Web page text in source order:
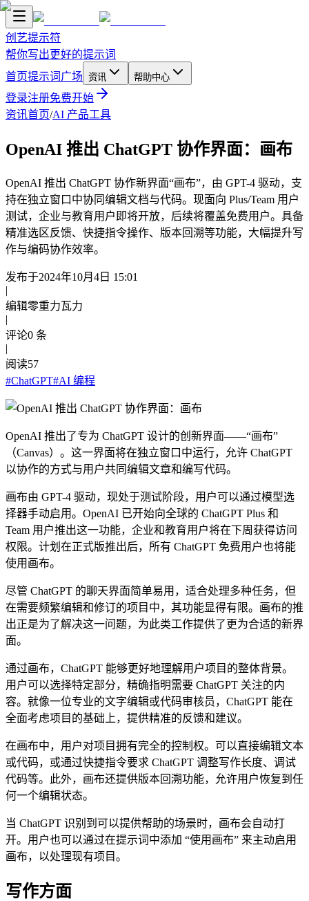
创艺提示符
帮你写出更好的提示词
首页提示词广场 资讯 帮助中心
登录注册免费开始
资讯首页/AI 产品工具
OpenAI 推出 ChatGPT 协作界面：画布
OpenAI 推出 ChatGPT 协作新界面“画布”，由 GPT-4 驱动，支
持在独立窗口中协同编辑文档与代码。现面向 Plus/Team 用户
测试，企业与教育用户即将开放，后续将覆盖免费用户。具备
精准选区反馈、快捷指令操作、版本回溯等功能，大幅提升写
作与编码协作效率。
发布于2024年10月4日 15:01
|
编辑零重力瓦力
|
评论0 条
|
阅读57
#ChatGPT#AI 编程
OpenAI 推出了专为 ChatGPT 设计的创新界面——“画布”
（Canvas）。这一界面将在独立窗口中运行，允许 ChatGPT
以协作的方式与用户共同编辑文章和编写代码。
画布由 GPT-4 驱动，现处于测试阶段，用户可以通过模型选
择器手动启用。OpenAI 已开始向全球的 ChatGPT Plus 和
Team 用户推出这一功能，企业和教育用户将在下周获得访问
权限。计划在正式版推出后，所有 ChatGPT 免费用户也将能
使用画布。
尽管 ChatGPT 的聊天界面简单易用，适合处理多种任务，但
在需要频繁编辑和修订的项目中，其功能显得有限。画布的推
出正是为了解决这一问题，为此类工作提供了更为合适的新界
面。
通过画布，ChatGPT 能够更好地理解用户项目的整体背景。
用户可以选择特定部分，精确指明需要 ChatGPT 关注的内
容。就像一位专业的文字编辑或代码审核员，ChatGPT 能在
全面考虑项目的基础上，提供精准的反馈和建议。
在画布中，用户对项目拥有完全的控制权。可以直接编辑文本
或代码，或通过快捷指令要求 ChatGPT 调整写作长度、调试
代码等。此外，画布还提供版本回溯功能，允许用户恢复到任
何一个编辑状态。
当 ChatGPT 识别到可以提供帮助的场景时，画布会自动打
开。用户也可以通过在提示词中添加 “使用画布” 来主动启用
画布，以处理现有项目。
写作方面